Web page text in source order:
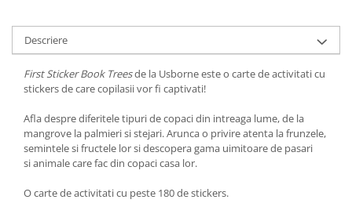
Descriere
First Sticker Book Treesde la Usborne este o carte de activitati cu
stickers de care copilasii vor fi captivati!
Afla despre diferitele tipuri de copaci din intreaga lume, de la
mangrove la palmieri si stejari. Arunca o privire atenta la frunzele,
semintele si fructele lor si descopera gama uimitoare de pasari
si animale care fac din copaci casa lor.
O carte de activitati cu peste 180 de stickers.